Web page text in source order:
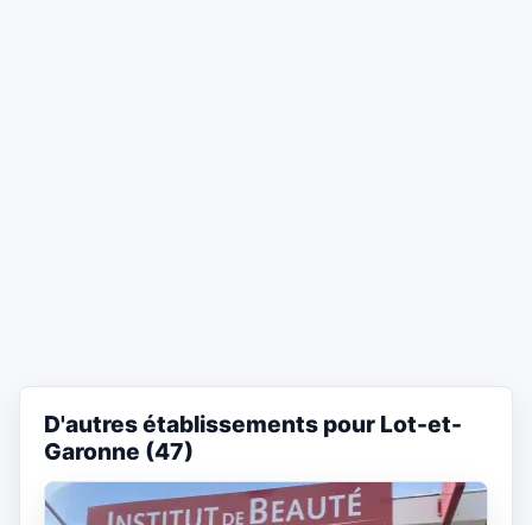
D'autres établissements pour Lot-et-
Garonne (47)